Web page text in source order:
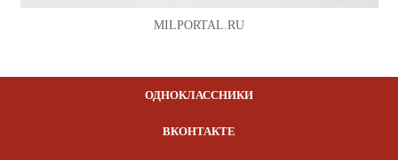
MILPORTAL.RU
ОДНОКЛАССНИКИ
ВКОНТАКТЕ